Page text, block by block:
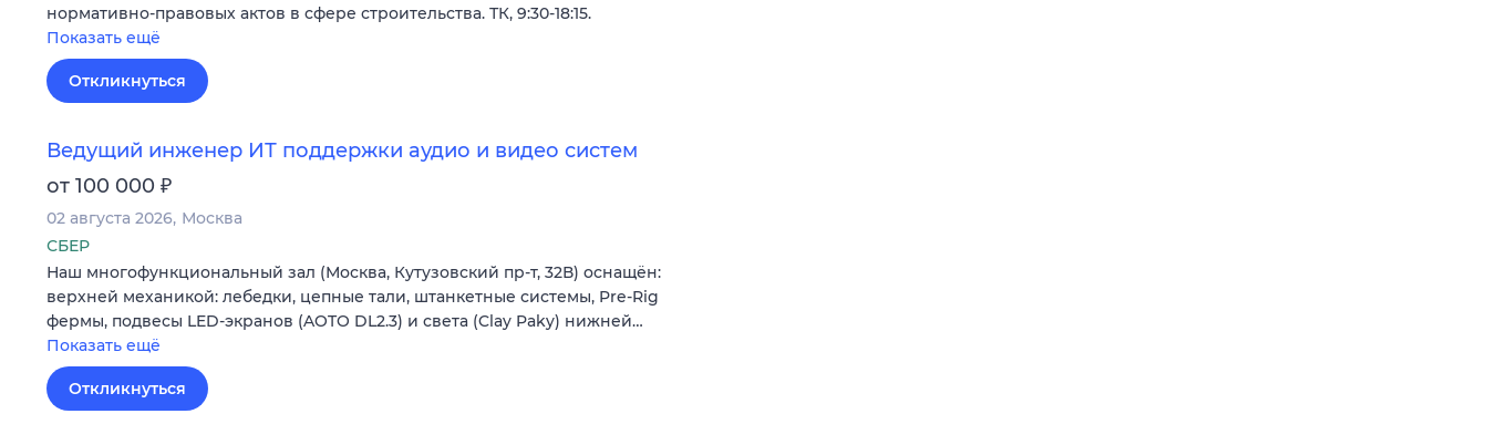
нормативно-правовых актов в сфере строительства. ТК, 9:30-18:15.
Показать ещё
Откликнуться
Ведущий инженер ИТ поддержки аудио и видео систем
от 100 000 ₽
02 августа 2026 Москва
СБЕР
Наш многофункциональный зал (Москва, Кутузовский пр-т, 32В) оснащён:
верхней механикой: лебедки, цепные тали, штанкетные системы, Pre-Rig
фермы, подвесы LED-экранов (AOTO DL2.3) и света (Clay Paky) нижней…
Показать ещё
Откликнуться